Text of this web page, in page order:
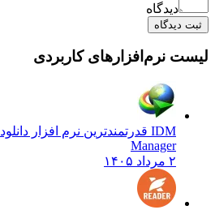
دیدگاه
ثبت دیدگاه
لیست نرم‌افزارهای کاربردی
IDM قدرتمندترین نرم افزار دانلود
Manager
۲ مرداد ۱۴۰۵